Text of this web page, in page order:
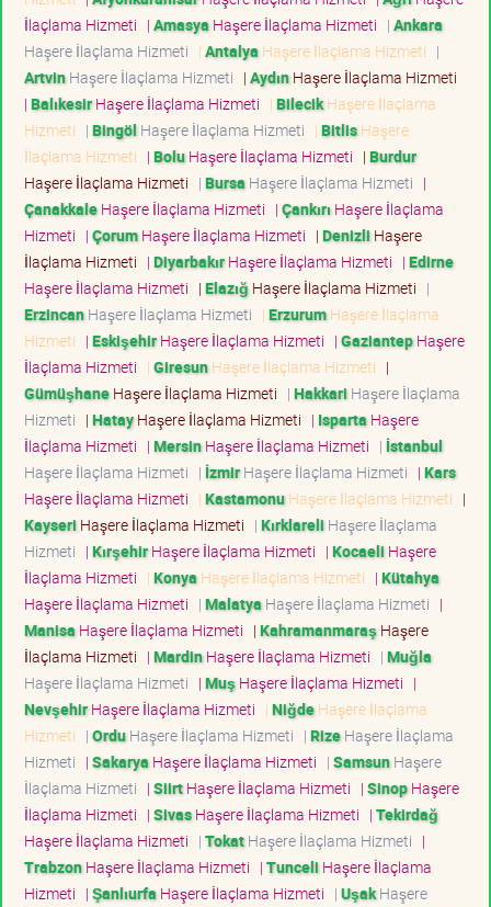
İlaçlama Hizmeti | Amasya Haşere İlaçlama Hizmeti | Ankara
Haşere İlaçlama Hizmeti | Antalya Haşere İlaçlama Hizmeti |
ArtvinHaşere İlaçlama Hizmeti | AydınHaşere İlaçlama Hizmeti
| BalıkesirHaşere İlaçlama Hizmeti | BilecikHaşere İlaçlama
Hizmeti | Bingöl Haşere İlaçlama Hizmeti | BitlisHaşere
İlaçlama Hizmeti | BoluHaşere İlaçlama Hizmeti | Burdur
Haşere İlaçlama Hizmeti | Bursa Haşere İlaçlama Hizmeti |
ÇanakkaleHaşere İlaçlama Hizmeti | Çankırı Haşere İlaçlama
Hizmeti | ÇorumHaşere İlaçlama Hizmeti | Denizli Haşere
İlaçlama Hizmeti | DiyarbakırHaşere İlaçlama Hizmeti | Edirne
Haşere İlaçlama Hizmeti | Elazığ Haşere İlaçlama Hizmeti |
ErzincanHaşere İlaçlama Hizmeti | ErzurumHaşere İlaçlama
Hizmeti | EskişehirHaşere İlaçlama Hizmeti | GaziantepHaşere
İlaçlama Hizmeti | GiresunHaşere İlaçlama Hizmeti |
GümüşhaneHaşere İlaçlama Hizmeti | Hakkari Haşere İlaçlama
Hizmeti | HatayHaşere İlaçlama Hizmeti | Isparta Haşere
İlaçlama Hizmeti | MersinHaşere İlaçlama Hizmeti | İstanbul
Haşere İlaçlama Hizmeti | İzmirHaşere İlaçlama Hizmeti | Kars
Haşere İlaçlama Hizmeti | KastamonuHaşere İlaçlama Hizmeti |
Kayseri Haşere İlaçlama Hizmeti | Kırklareli Haşere İlaçlama
Hizmeti | KırşehirHaşere İlaçlama Hizmeti | Kocaeli Haşere
İlaçlama Hizmeti | Konya Haşere İlaçlama Hizmeti | Kütahya
Haşere İlaçlama Hizmeti | Malatya Haşere İlaçlama Hizmeti |
Manisa Haşere İlaçlama Hizmeti | Kahramanmaraş Haşere
İlaçlama Hizmeti | MardinHaşere İlaçlama Hizmeti | Muğla
Haşere İlaçlama Hizmeti | Muş Haşere İlaçlama Hizmeti |
NevşehirHaşere İlaçlama Hizmeti | NiğdeHaşere İlaçlama
Hizmeti | OrduHaşere İlaçlama Hizmeti | RizeHaşere İlaçlama
Hizmeti | Sakarya Haşere İlaçlama Hizmeti | SamsunHaşere
İlaçlama Hizmeti | SiirtHaşere İlaçlama Hizmeti | SinopHaşere
İlaçlama Hizmeti | SivasHaşere İlaçlama Hizmeti | Tekirdağ
Haşere İlaçlama Hizmeti | TokatHaşere İlaçlama Hizmeti |
TrabzonHaşere İlaçlama Hizmeti | Tunceli Haşere İlaçlama
Hizmeti | Şanlıurfa Haşere İlaçlama Hizmeti | UşakHaşere